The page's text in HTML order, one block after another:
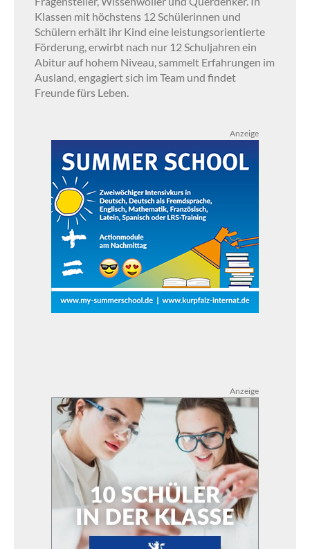
Klassen mit höchstens 12 Schülerinnen und
Schülern erhält ihr Kind eine leistungsorientierte
Förderung, erwirbt nach nur 12 Schuljahren ein
Abitur auf hohem Niveau, sammelt Erfahrungen im
Ausland, engagiert sich im Team und findet
Freunde fürs Leben.
Anzeige
Anzeige